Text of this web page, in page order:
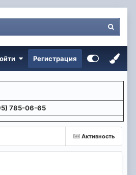
Регистрация
785-06-65
Активность